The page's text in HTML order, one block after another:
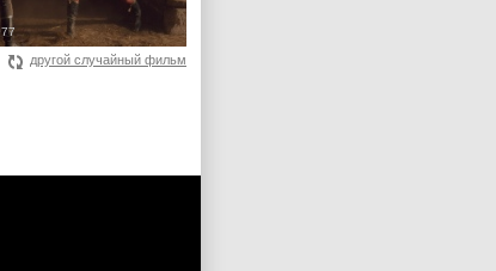
другой случайный фильм